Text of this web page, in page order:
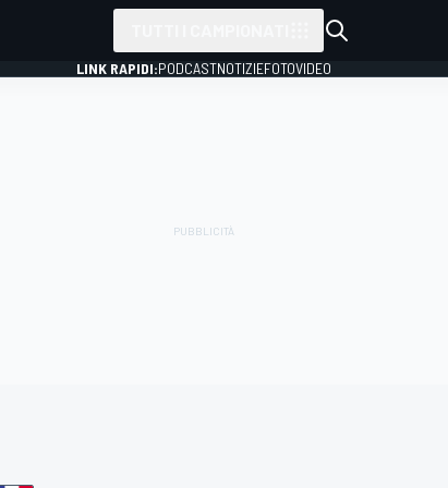
LINK RAPIDI:PODCASTNOTIZIEFOTOVIDEO